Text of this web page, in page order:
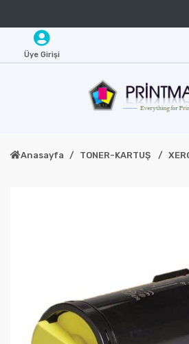
Üye Girişi
Anasayfa TONER-KARTUŞ